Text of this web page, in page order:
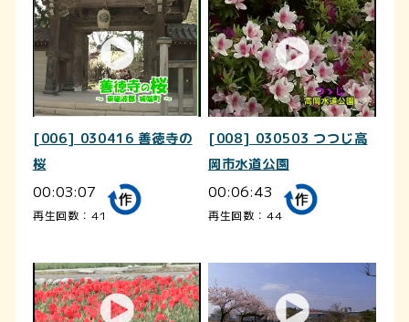
[006] 030416 善徳寺の
桜
00:03:07
再生回数：41
[008] 030503 つつじ高
岡市水道公園
00:06:43
再生回数：44